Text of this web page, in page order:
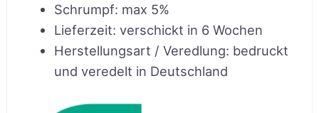
Schrumpf: max 5%
Lieferzeit: verschickt in 6 Wochen
Herstellungsart / Veredlung: bedruckt
und veredelt in Deutschland